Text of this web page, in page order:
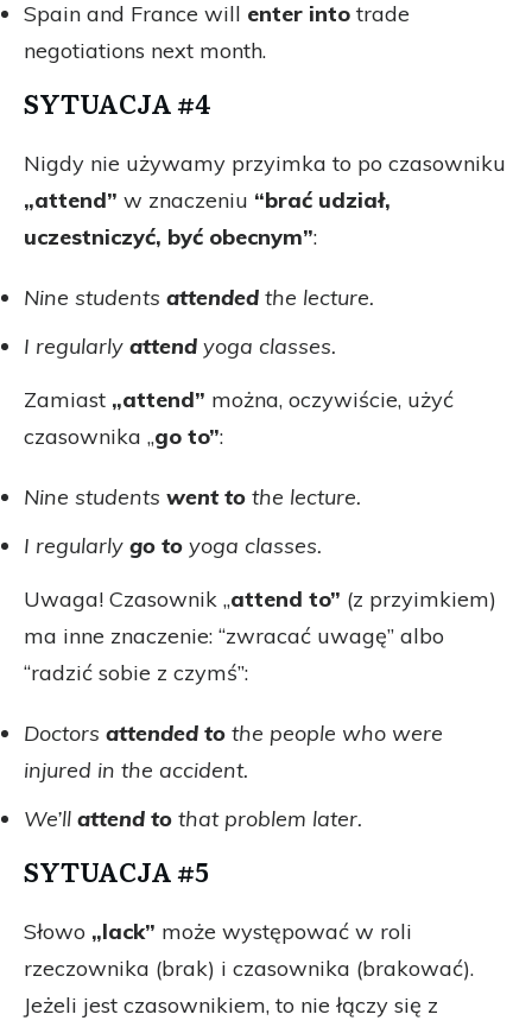
Spain and France will enter into trade
negotiations next month.
SYTUACJA #4
Nigdy nie używamy przyimka to po czasowniku
„attend” w znaczeniu “brać udział,
uczestniczyć, być obecnym”:
Nine students attended the lecture.
I regularly attend yoga classes.
Zamiast „attend” można, oczywiście, użyć
czasownika „go to”:
Nine students went to the lecture.
I regularly go to yoga classes.
Uwaga! Czasownik „attend to” (z przyimkiem)
ma inne znaczenie: “zwracać uwagę” albo
“radzić sobie z czymś”:
Doctors attended to the people who were
injured in the accident.
We’ll attend to that problem later.
SYTUACJA #5
Słowo „lack” może występować w roli
rzeczownika (brak) i czasownika (brakować).
Jeżeli jest czasownikiem, to nie łączy się z